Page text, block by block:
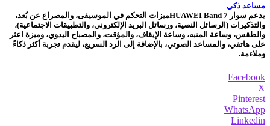
مساعد ذكي
يدعم سوار HUAWEI Band 7ميزات التحكم في الموسيقى، والمصراع عن بُعد،
والتذكيرات (الرسائل النصية، ورسائل البريد الإلكتروني، والتطبيقات الاجتماعية)،
والطقس، وساعة المنبه، وساعة الإيقاف، والمؤقت، والمصباح اليدوي، وميزة اعثر
على هاتفي، والمساعد الصوتي، بالإضافة إلى الرد السريع، ليقدم تجربة أكثر ذكاءً
وملاءمة.
Facebook
X
Pinterest
WhatsApp
Linkedin